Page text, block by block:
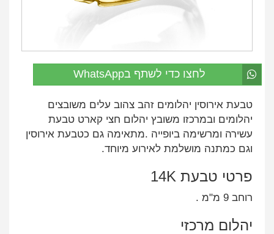
לחצו כדי לשתף בWhatsApp
טבעת אירוסין יהלומים זהב צהוב עלים משובצים
יהלומים ובמרכזו משובץ יהלום חצי קארט טבעת
עשירה ומרשימה ביופייה .מתאימה גם כטבעת אירוסין
וגם כמתנה מושלמת לאירוע מיוחד.
פרטי טבעת 14K
רוחב 9 מ"מ .
יהלום מרכזי